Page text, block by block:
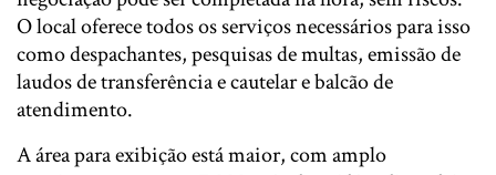
O local oferece todos os serviços necessários para isso
como despachantes, pesquisas de multas, emissão de
laudos de transferência e cautelar e balcão de
atendimento.
A área para exibição está maior, com amplo